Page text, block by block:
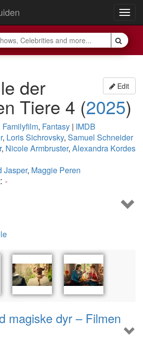
Edit
der
Tiere 4 (2025)
Familyfilm, Fantasy | IMDB
, Loris Sichrovsky, Samuel Schneider
, Nicole Armbruster, Alexandra Kordes
Jasper, Maggie Peren
-
magiske dyr – Filmen